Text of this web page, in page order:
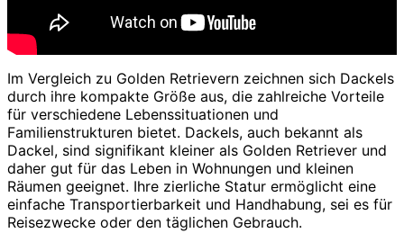
Im Vergleich zu Golden Retrievern zeichnen sich Dackels
durch ihre kompakte Größe aus, die zahlreiche Vorteile
für verschiedene Lebenssituationen und
Familienstrukturen bietet. Dackels, auch bekannt als
Dackel, sind signifikant kleiner als Golden Retriever und
daher gut für das Leben in Wohnungen und kleinen
Räumen geeignet. Ihre zierliche Statur ermöglicht eine
einfache Transportierbarkeit und Handhabung, sei es für
Reisezwecke oder den täglichen Gebrauch.